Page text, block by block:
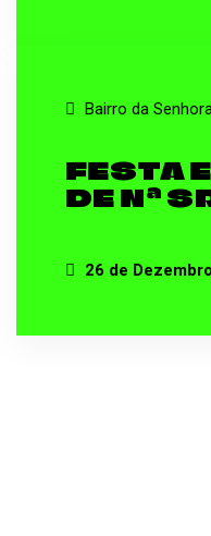
Bairro da
FESTA
DE Nª
26 de